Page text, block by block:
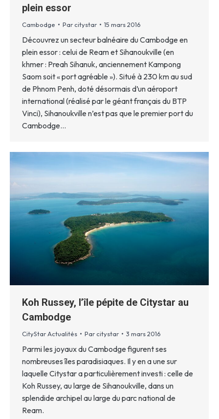
plein essor
Cambodge Par citystar 15 mars 2016
Découvrez un secteur balnéaire du Cambodge en
plein essor : celui de Ream et Sihanoukville (en
khmer : Preah Sihanuk, anciennement Kampong
Saom soit « port agréable »). Situé à 230 km au sud
de Phnom Penh, doté désormais d’un aéroport
international (réalisé par le géant français du BTP
Vinci), Sihanoukville n’est pas que le premier port du
Cambodge…
Koh Russey, l’île pépite de Citystar au
Cambodge
CityStar Actualités Par citystar 3 mars 2016
Parmi les joyaux du Cambodge figurent ses
nombreuses îles paradisiaques. Il y en a une sur
laquelle Citystar a particulièrement investi : celle de
Koh Russey, au large de Sihanoukville, dans un
splendide archipel au large du parc national de
Ream.